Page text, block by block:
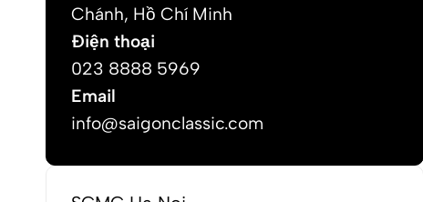
Chánh, Hồ Chí Minh
Điện thoại
023 8888 5969
Email
info@saigonclassic.com